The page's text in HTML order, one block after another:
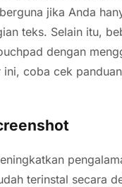
jika Anda
teks. Selain itu,
dengan
coba cek panduan
terinstal secara